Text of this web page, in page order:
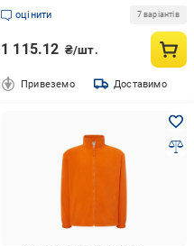
оцінити 7 варіантів
1 115.12 ₴/шт.
Привеземо Доставимо